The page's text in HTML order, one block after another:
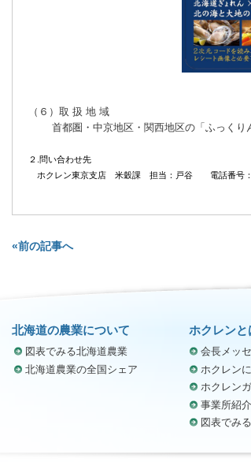
（６）取 扱 地 域
首都圏・中京地区・関西地区の「ふっくり
２.問い合わせ先
ホクレン東京支店 米穀課 担当：戸谷
電話番号
«前の記事へ
北海道の農業について
図表でみる北海道農業
北海道農業の全国シェア
ホクレンと
会長メッ
ホクレン
ホクレン
事業所紹介
図表でみ